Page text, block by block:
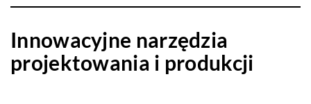
Innowacyjne narzędzia
projektowania i produkcji